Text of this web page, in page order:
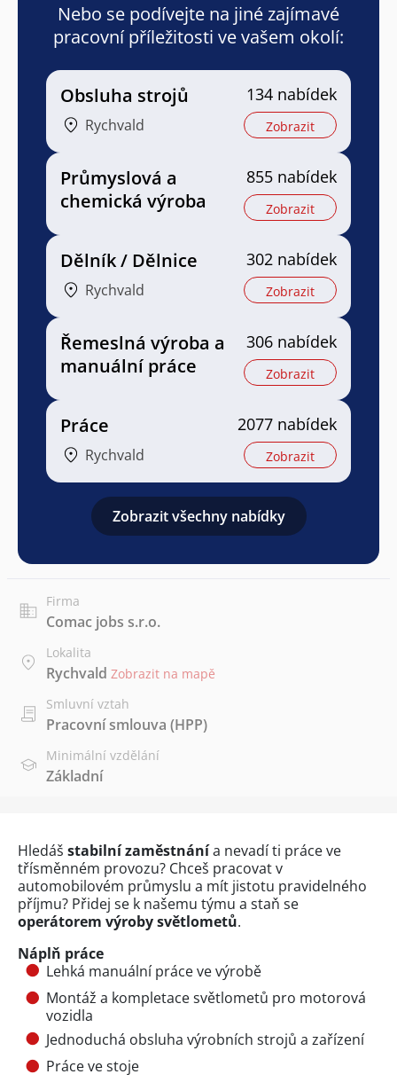
Nebo se podívejte na jiné zajímavé
pracovní příležitosti ve vašem okolí:
Obsluha strojů
Rychvald
134 nabídek
Zobrazit
Průmyslová a
chemická výroba
855 nabídek
Zobrazit
Dělník / Dělnice
Rychvald
302 nabídek
Zobrazit
Řemeslná výroba a
manuální práce
306 nabídek
Zobrazit
Práce
Rychvald
2077 nabídek
Zobrazit
Zobrazit všechny nabídky
Firma
Comac jobs s.r.o.
Lokalita
Rychvald Zobrazit na mapě
Smluvní vztah
Pracovní smlouva (HPP)
Minimální vzdělání
Základní
Hledáš stabilní zaměstnánía nevadí ti práce ve
třísměnném provozu? Chceš pracovat v
automobilovém průmyslu a mít jistotu pravidelného
příjmu? Přidej se k našemu týmu a staň se
operátorem výroby světlometů.
Náplň práce
Lehká manuální práce ve výrobě
Montáž a kompletace světlometů pro motorová
vozidla
Jednoduchá obsluha výrobních strojů a zařízení
Práce ve stoje